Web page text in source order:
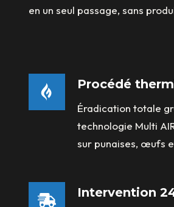
Procédé
Éradication totale
technologie Multi
sur punaises, œufs
Intervention
en un seul passage, sans